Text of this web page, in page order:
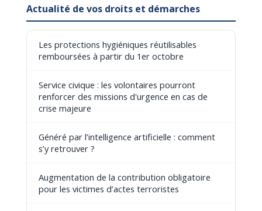
Actualité de vos droits et démarches
Les protections hygiéniques réutilisables
remboursées à partir du 1er octobre
Service civique : les volontaires pourront
renforcer des missions d'urgence en cas de
crise majeure
Généré par l’intelligence artificielle : comment
s’y retrouver ?
Augmentation de la contribution obligatoire
pour les victimes d’actes terroristes